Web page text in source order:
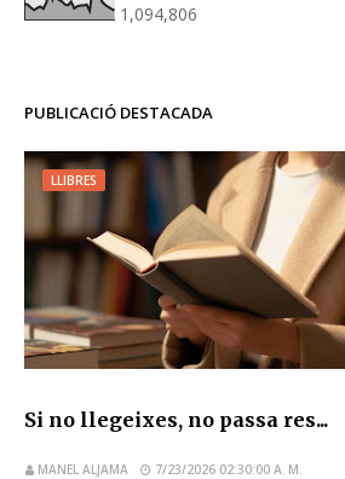
1,094,806
PUBLICACIÓ DESTACADA
LLIBRES
Si no llegeixes, no passa res...
MANEL ALJAMA 7/23/2026 02:30:00 A. M.